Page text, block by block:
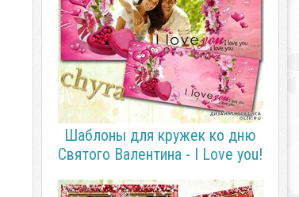
Шаблоны для кружек ко дню
Святого Валентина - I Love you!